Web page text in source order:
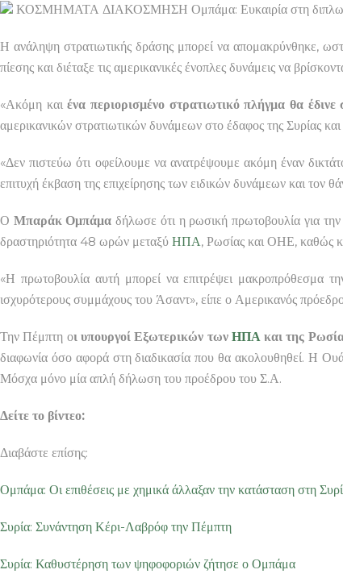
ΚΟΣΜΗΜΑΤΑ ΔΙΑΚΟΣΜΗΣΗ Ομπάμα: Ευκαιρία στη
Η ανάληψη στρατιωτικής δράσης μπορεί να απομακρύνθηκε,
πίεσης και διέταξε τις αμερικανικές ένοπλες δυνάμεις να
«Ακόμη καιένα περιορισμένο στρατιωτικό πλήγμα θα
αμερικανικών στρατιωτικών δυνάμεων στο έδαφος της Συρίας
«Δεν πιστεύω ότι οφείλουμε να ανατρέψουμε ακόμη έναν
επιτυχή έκβαση της επιχείρησης των ειδικών δυνάμεων και τον
Ο Μπαράκ Ομπάμα δήλωσε ότι η ρωσική πρωτοβουλία για την
δραστηριότητα 48 ωρών μεταξύ ΗΠΑ, Ρωσίας και ΟΗΕ, καθώς
«Η πρωτοβουλία αυτή μπορεί να επιτρέψει μακροπρόθεσμα
ισχυρότερους συμμάχους του Άσαντ», είπε ο Αμερικανός
Την Πέμπτη οι υπουργοί Εξωτερικών των ΗΠΑ και της
διαφωνία όσο αφορά στη διαδικασία που θα ακολουθηθεί. Η
Μόσχα μόνο μία απλή δήλωση του προέδρου του Σ.Α.
Δείτε το βίντεο:
Διαβάστε επίσης:
Ομπάμα: Οι επιθέσεις με χημικά άλλαξαν την κατάσταση στη
Συρία: Συνάντηση Κέρι-Λαβρόφ την Πέμπτη
Συρία: Καθυστέρηση των ψηφοφοριών ζήτησε ο Ομπάμα